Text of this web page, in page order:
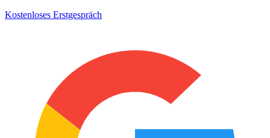
Kostenloses Erstgespräch